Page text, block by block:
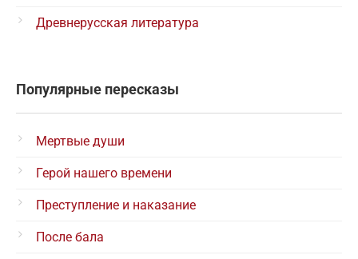
Древнерусская литература
Популярные пересказы
Мертвые души
Герой нашего времени
Преступление и наказание
После бала